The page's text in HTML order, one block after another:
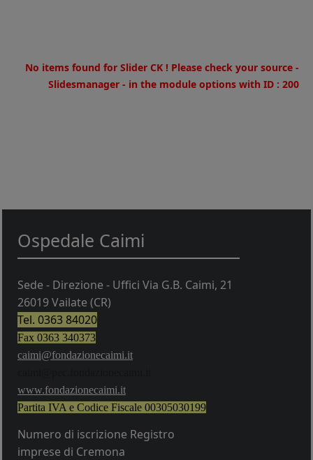
No items found for Slider CK ! Please check your source -
Slidesmanager - in the module options with ID : 200
Ospedale Caimi
Sede - Direzione - Uffici Via G.B. Caimi, 21
26019 Vailate (CR)
Tel. 0363 84020
Fax 0363 340373
caimi@fondazionecaimi.it
www.fondazionecaimi.it
Partita IVA e Codice Fiscale 00305030199
Numero di iscrizione Registro
imprese di Cremona